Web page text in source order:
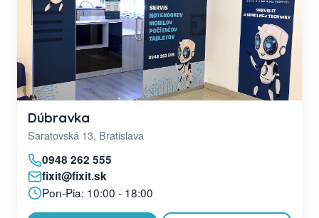
Dúbravka
Saratovská 13, Bratislava
0948 262 555
fixit@fixit.sk
Pon-Pia: 10:00 - 18:00